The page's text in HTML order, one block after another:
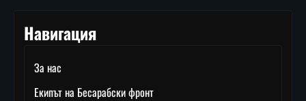
Навигация
За нас
Екипът на Бесарабски фронт